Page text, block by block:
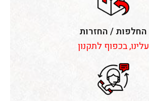
החלפות / החזרות
עלינו, בכפוף לתקנון